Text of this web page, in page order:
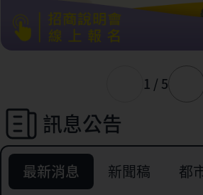
1 / 5
訊息公告
最新消息 新聞稿
都